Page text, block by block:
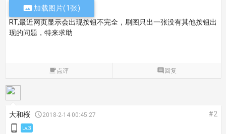
加载图片(1张)
RT,最近网页显示会出现按钮不完全，刷图只出一张没有其他按钮出
现的问题，特来求助
点评  回复
大和桜 2018-2-14 00:45:27 #2
 Lv.3